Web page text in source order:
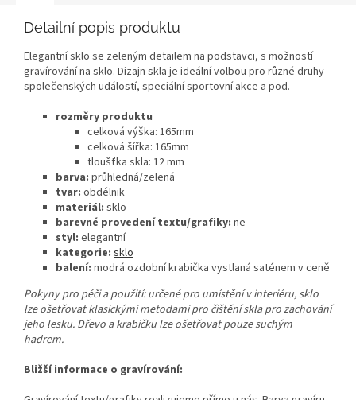
Detailní popis produktu
Elegantní sklo se zeleným detailem na podstavci, s možností
gravírování na sklo. Dizajn skla je ideální volbou pro různé druhy
společenských událostí, speciální sportovní akce a pod.
rozměry produktu
celková výška: 165mm
celková šířka: 165mm
tloušťka skla: 12 mm
barva: průhledná/zelená
tvar: obdélnik
materiál: sklo
barevné provedení textu/grafiky: ne
styl: elegantní
kategorie: sklo
balení: modrá ozdobní krabička vystlaná saténem v ceně
Pokyny pro péči a použití: určené pro umístění v interiéru, sklo
lze ošetřovat klasickými metodami pro čištění skla pro zachování
jeho lesku. Dřevo a krabičku lze ošetřovat pouze suchým
hadrem.
Bližší informace o gravírování: